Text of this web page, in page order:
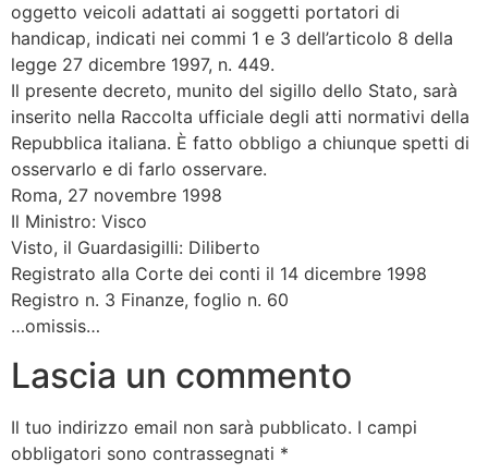
oggetto veicoli adattati ai soggetti portatori di
handicap, indicati nei commi 1 e 3 dell’articolo 8 della
legge 27 dicembre 1997, n. 449.
Il presente decreto, munito del sigillo dello Stato, sarà
inserito nella Raccolta ufficiale degli atti normativi della
Repubblica italiana. È fatto obbligo a chiunque spetti di
osservarlo e di farlo osservare.
Roma, 27 novembre 1998
Il Ministro: Visco
Visto, il Guardasigilli: Diliberto
Registrato alla Corte dei conti il 14 dicembre 1998
Registro n. 3 Finanze, foglio n. 60
…omissis…
Lascia un commento
Il tuo indirizzo email non sarà pubblicato. I campi
obbligatori sono contrassegnati *